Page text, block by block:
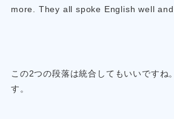
more. They all spoke English well
この2つの段落は統合してもいいですね
す。